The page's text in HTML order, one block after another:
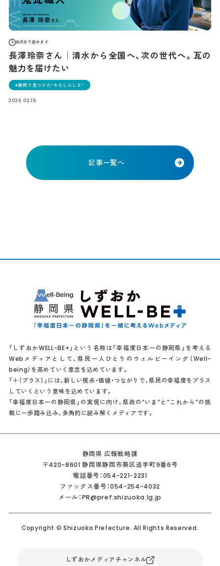
約8分で読めます
長澤玲奈さん｜清水から全国へ、次の世代へ。瓦の
魅力を届けたい
静岡で見つけた“わたしらしさ”
2026.02.16
記事一覧へ
「しずおかWELL-BE+」という名称は「幸福度日本一の静岡県」を考える
Webメディアとして、県民一人ひとりのウェルビーイング（Well-
being）を高めていく意志を込めています。
「＋（プラス）」には、新しい視点・価値・つながりで、県民の幸福度をプラス
していくという意味を込めています。
「幸福度日本一の静岡県」の実現に向け、県政の“いま”と“これから”の挑
戦に一歩踏み込み、多角的に読み解くメディアです。
静岡県 広報戦略課
〒420-8601 静岡県静岡市葵区追手町9番6号
電話番号：054-221-2231
ファックス番号：054-254-4032
メール：PR@pref.shizuoka.lg.jp
Copyright © Shizuoka Prefecture. All Rights Reserved.
しずおかメディアチャンネル